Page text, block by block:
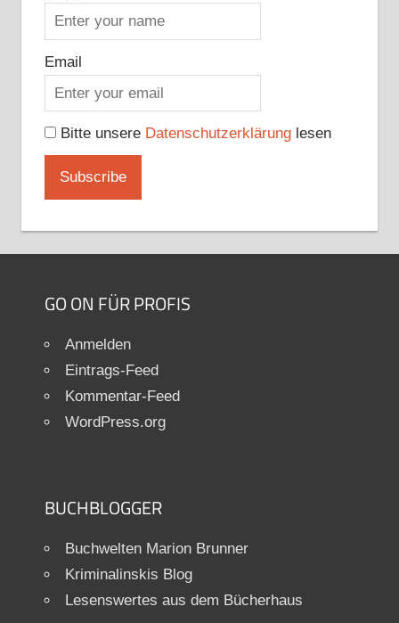
Email
Bitte unsere Datenschutzerklärunglesen
GO ON FÜR PROFIS
Anmelden
Eintrags-Feed
Kommentar-Feed
WordPress.org
BUCHBLOGGER
Buchwelten Marion Brunner
Kriminalinskis Blog
Lesenswertes aus dem Bücherhaus